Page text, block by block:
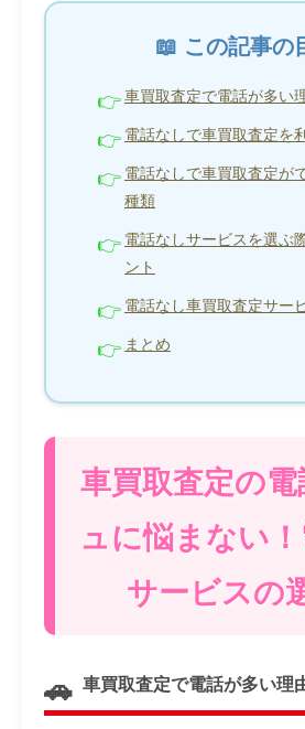
この記事の
車買取査定で電話が多い
電話なしで車買取査定を
電話なしで車買取査定が
種類
電話なしサービスを選ぶ
ント
電話なし車買取査定サー
まとめ
車買取査定の
ュに悩まない
サービスの
車買取査定で電話が多い理